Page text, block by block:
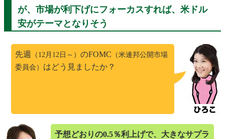
が、市場が利下げにフォーカスすれば、米ドル
安がテーマとなりそう
先週 （12月12日～） のFOMC （米連邦公開市場
委員会） はどう見ましたか？
予想どおりの0.5％利上げで、大きなサプラ